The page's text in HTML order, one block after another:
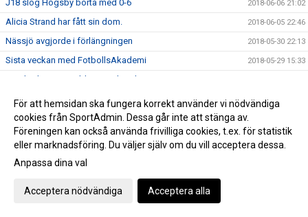
J18 slog Högsby borta med 0-6 2018-06-06 21:02
Alicia Strand har fått sin dom. 2018-06-05 22:46
Nässjö avgjorde i förlängningen 2018-05-30 22:13
Sista veckan med FotbollsAkademi 2018-05-29 15:33
Herr hade inga problem med Grebo
VIF Akademi vann enkelt 2018-05-23 22:47
Invigning av Asllani Court 2018-05-21 08:34
Niklas Gunnarssons tidiga mål räckte inte
TjejTruppen laddade upp inför invigningen av Asllani Court
Puh, VIF avjorde i 94e minuten, 3-2 mot Boxholm
För att hemsidan ska fungera korrekt använder vi nödvändiga
cookies från SportAdmin. Dessa går inte att stänga av.
Föreningen kan också använda frivilliga cookies, t.ex. för statistik
eller marknadsföring. Du väljer själv om du vill acceptera dessa.
Anpassa dina val
Acceptera nödvändiga Acceptera alla